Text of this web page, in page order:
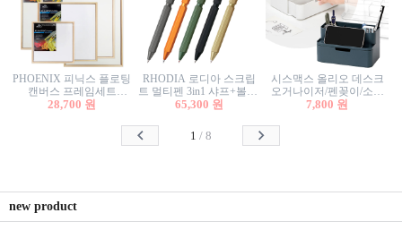
PHOENIX 피닉스 플로팅
캔버스 프레임세트
50x50cm/액자캔버스/인테
28,700 원
RHODIA 로디아 스크립
트 멀티펜 3in1 샤프+볼펜/
무광택 알루미늄 육각배
65,300 원
시스맥스 올리오 데스크
오거나이저/펜꽂이/소품
꽂이/소품함/정리함/수납
7,800 원
1 / 8
new product